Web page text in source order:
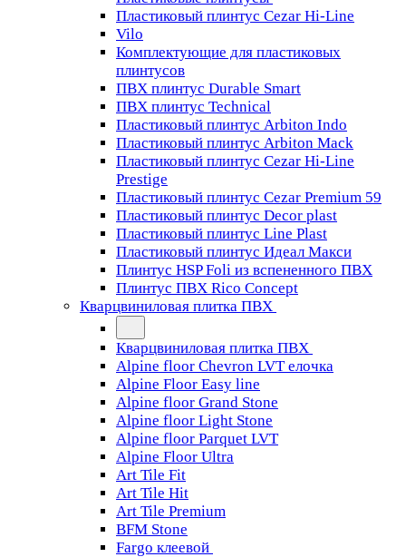
Пластиковый плинтус Cezar Hi-Line
Vilo
Комплектующие для пластиковых
плинтусов
ПВХ плинтус Durable Smart
ПВХ плинтус Technical
Пластиковый плинтус Arbiton Indo
Пластиковый плинтус Arbiton Mack
Пластиковый плинтус Cezar Hi-Line
Prestige
Пластиковый плинтус Cezar Premium 59
Пластиковый плинтус Decor plast
Пластиковый плинтус Line Plast
Пластиковый плинтус Идеал Макси
Плинтус HSP Foli из вспененного ПВХ
Плинтус ПВХ Rico Concept
Кварцвиниловая плитка ПВХ
Кварцвиниловая плитка ПВХ
Alpine floor Chevron LVT елочка
Alpine Floor Easy line
Alpine floor Grand Stone
Alpine floor Light Stone
Alpine floor Parquet LVT
Alpine Floor Ultra
Art Tile Fit
Art Tile Hit
Art Tile Premium
BFM Stone
Fargo клеевой